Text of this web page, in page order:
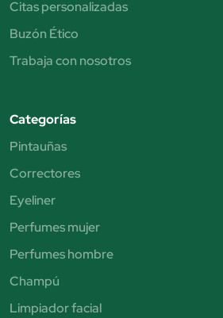
Citas personalizadas
Buzón Ético
Trabaja con nosotros
Categorías
Pintauñas
Correctores
Eyeliner
Perfumes mujer
Perfumes hombre
Champú
Limpiador facial